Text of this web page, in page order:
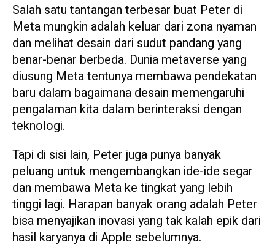
Salah satu tantangan terbesar buat Peter di
Meta mungkin adalah keluar dari zona nyaman
dan melihat desain dari sudut pandang yang
benar-benar berbeda. Dunia metaverse yang
diusung Meta tentunya membawa pendekatan
baru dalam bagaimana desain memengaruhi
pengalaman kita dalam berinteraksi dengan
teknologi.
Tapi di sisi lain, Peter juga punya banyak
peluang untuk mengembangkan ide-ide segar
dan membawa Meta ke tingkat yang lebih
tinggi lagi. Harapan banyak orang adalah Peter
bisa menyajikan inovasi yang tak kalah epik dari
hasil karyanya di Apple sebelumnya.